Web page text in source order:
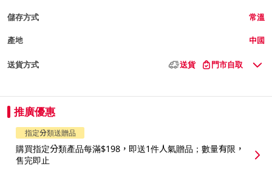
儲存方式 常溫
產地 中國
送貨方式 送貨 門市自取
推廣優惠
指定分類送贈品
購買指定分類產品每滿$198，即送1件人氣贈品；數量有限，
售完即止